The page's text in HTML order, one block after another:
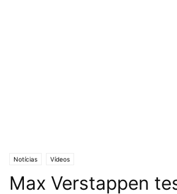
Notícias Vídeos
Max Verstappen